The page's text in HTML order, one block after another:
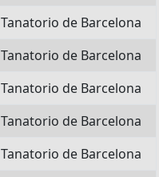
Tanatorio de Barcelona
Tanatorio de Barcelona
Tanatorio de Barcelona
Tanatorio de Barcelona
Tanatorio de Barcelona